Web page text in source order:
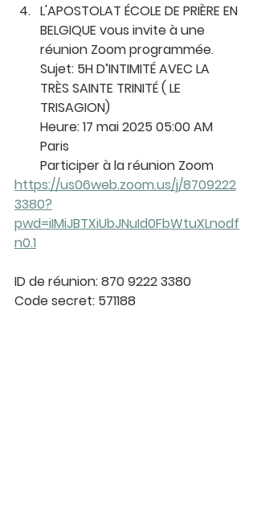
L'APOSTOLAT ÉCOLE DE PRIÈRE EN
BELGIQUE vous invite à une
réunion Zoom programmée.
Sujet: 5H D’INTIMITÉ AVEC LA
TRÈS SAINTE TRINITÉ ( LE
TRISAGION)
Heure: 17 mai 2025 05:00 AM
Paris
Participer à la réunion Zoom
https://us06web.zoom.us/j/8709222
3380?
pwd=iIMiJBTXiUbJNuId0FbWtuXLnodf
n0.1
ID de réunion: 870 9222 3380
Code secret: 571188